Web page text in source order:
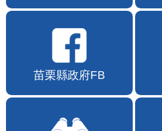
苗栗縣政府FB